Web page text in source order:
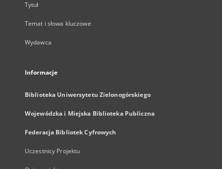
Tytuł
Temat i słowa kluczowe
Wydawca
Informacje
Biblioteka Uniwersytetu Zielonogórskiego
Wojewódzka i Miejska Biblioteka Publiczna
Federacja Bibliotek Cyfrowych
Uczestnicy Projektu